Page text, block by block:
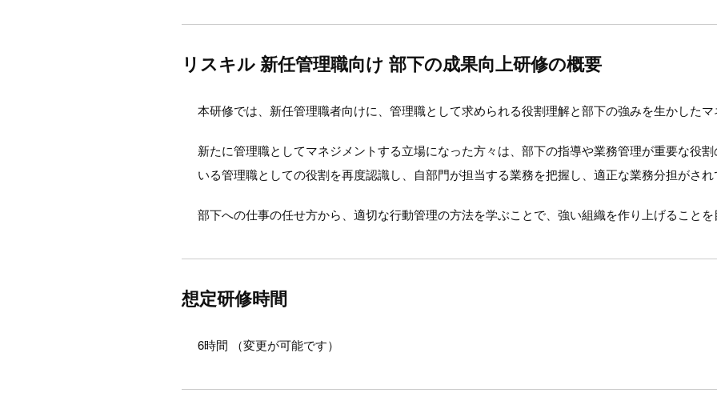
リスキル 新任管理職向け 部下の成果向上研修の概要
本研修では、新任管理職者向けに、管理職として求められる役割理解と部下の強みを生かしたマ
新たに管理職としてマネジメントする立場になった方々は、部下の指導や業務管理が重要な役
いる管理職としての役割を再度認識し、自部門が担当する業務を把握し、適正な業務分担がされ
部下への仕事の任せ方から、適切な行動管理の方法を学ぶことで、強い組織を作り上げることを
想定研修時間
6時間 （変更が可能です）